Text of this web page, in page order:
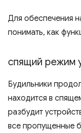
Для обеспечения
понимать, как
спящий режим
Будильники
находится в
разбудит
все пропущенные